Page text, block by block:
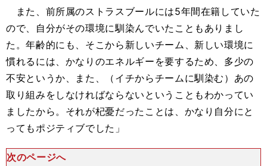
また、前所属のストラスブールには5年間在籍していた
ので、自分がその環境に馴染んでいたこともありまし
た。年齢的にも、そこから新しいチーム、新しい環境に
慣れるには、かなりのエネルギーを要するため、多少の
不安というか、また、（イチからチームに馴染む）あの
取り組みをしなければならないということもわかってい
ましたから。それが杞憂だったことは、かなり自分にと
ってもポジティブでした」
次のページへ